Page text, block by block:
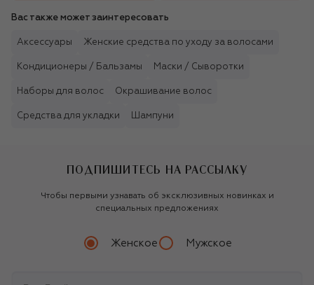
Вас также может заинтересовать
Аксессуары Женские средства по уходу за волосами
Кондиционеры / Бальзамы Маски / Сыворотки
Наборы для волос Окрашивание волос
Средства для укладки Шампуни
ПОДПИШИТЕСЬ НА РАССЫЛКУ
Чтобы первыми узнавать об эксклюзивных новинках и
специальных предложениях
Женское Мужское